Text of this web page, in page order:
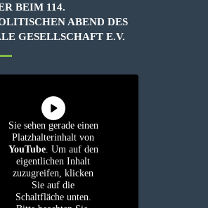
BEIM 114. N
ABEND DES D
GESELLSCHAFT E.V.
Sie sehen gerade einen
Platzhalterinhalt von
YouTube. Um auf den
eigentlichen Inhalt
zuzugreifen, klicken
Sie auf die
Schaltfläche unten.